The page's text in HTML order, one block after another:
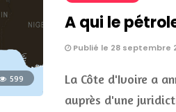
599
A qui le
Publié le 28 septembre
La Côte d'Ivoire a
auprès d'une